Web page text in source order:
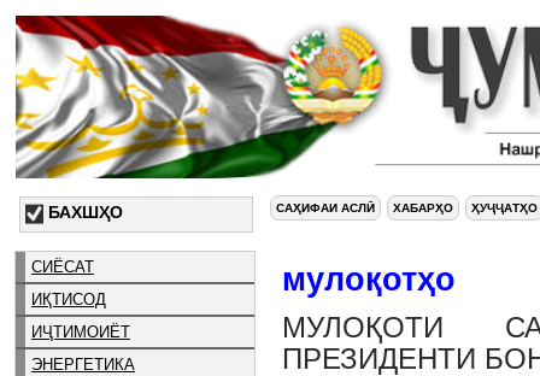
БАХШҲО
СИЁСАТ
ИҚТИСОД
ИҶТИМОИЁТ
ЭНЕРГЕТИКА
САҲИФАИ АСЛӢ ХАБАРҲО ҲУҶҶАТҲО
мулоқотҳо
МУЛОҚОТИ
ПРЕЗИДЕНТИ